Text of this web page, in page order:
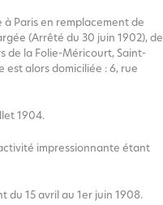
à Paris en remplacement de
(Arrêté du 30 juin 1902), de
de la Folie-Méricourt, Saint-
est alors domiciliée : 6, rue
1904.
impressionnante étant
du 15 avril au 1er juin 1908.